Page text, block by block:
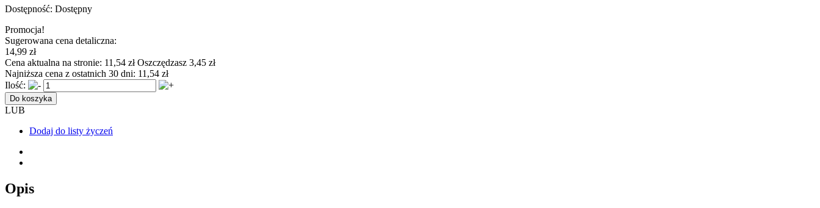
Dostępność: Dostępny
Promocja!
Sugerowana cena detaliczna:
14,99 zł
Cena aktualna na stronie: 11,54 złOszczędzasz 3,45 zł
Najniższa cena z ostatnich 30 dni: 11,54 zł
Ilość:
Do koszyka
LUB
Dodaj do listy życzeń
Opis